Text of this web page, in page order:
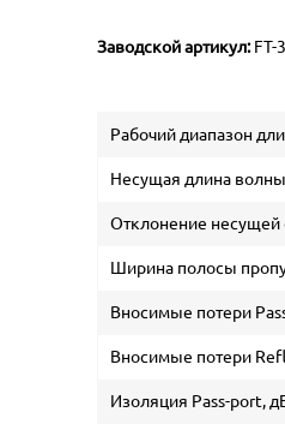
Заводской артикул:FT-
Рабочий диапазон
Несущая длина
Отклонение несущей
Ширина полосы
Вносимые потери
Вносимые потери
Изоляция Pass-port,